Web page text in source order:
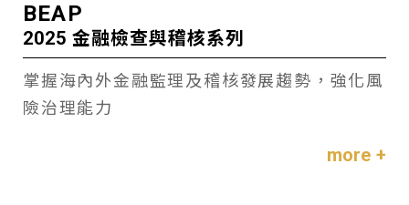
BEAP
2025 金融檢查與稽核系列
掌握海內外金融監理及稽核發展趨勢，強化風
險治理能力
more +